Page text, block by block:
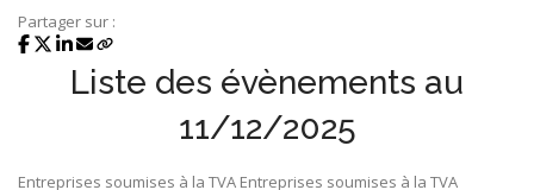
Partager sur :
Liste des évènements au
11/12/2025
Entreprises soumises à la TVA Entreprises soumises à la TVA